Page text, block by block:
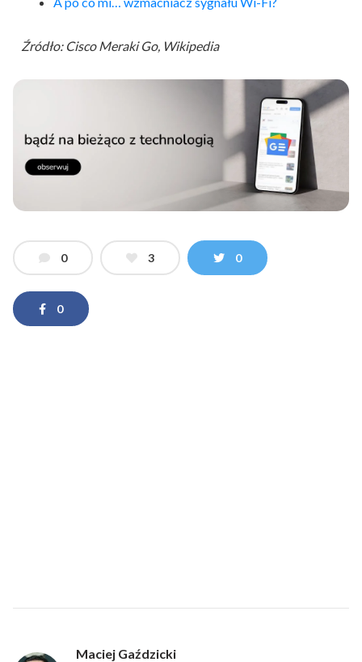
Źródło: Cisco Meraki Go, Wikipedia
0 3 0
0
Maciej Gaździcki